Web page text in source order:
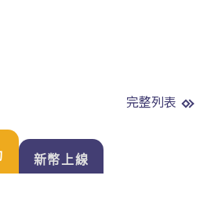
完整列表
新幣上線